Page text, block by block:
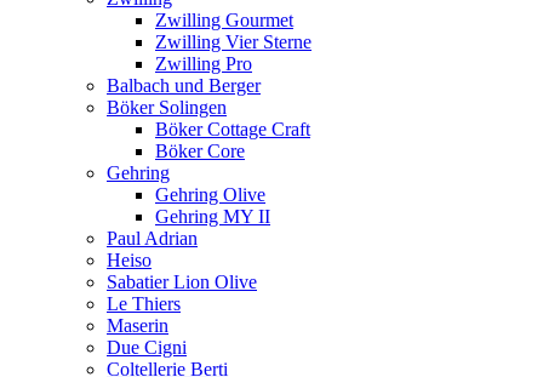
Zwilling Gourmet
Zwilling Vier Sterne
Zwilling Pro
Balbach und Berger
Böker Solingen
Böker Cottage Craft
Böker Core
Gehring
Gehring Olive
Gehring MY II
Paul Adrian
Heiso
Sabatier Lion Olive
Le Thiers
Maserin
Due Cigni
Coltellerie Berti